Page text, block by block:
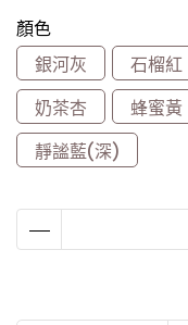
顏色
銀河灰
石榴紅
奶茶杏
蜂蜜黃
靜謐藍(深)